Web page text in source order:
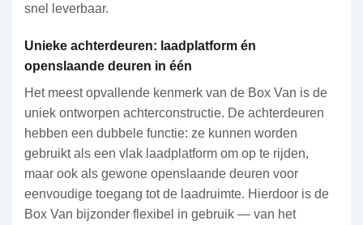
snel leverbaar.
Unieke achterdeuren: laadplatform én
openslaande deuren in één
Het meest opvallende kenmerk van de Box Van is de
uniek ontworpen achterconstructie. De achterdeuren
hebben een dubbele functie: ze kunnen worden
gebruikt als een vlak laadplatform om op te rijden,
maar ook als gewone openslaande deuren voor
eenvoudige toegang tot de laadruimte. Hierdoor is de
Box Van bijzonder flexibel in gebruik — van het